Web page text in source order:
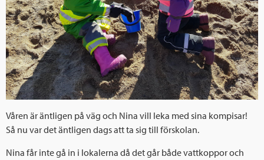
Våren är äntligen på väg och Nina vill leka med sina kompisar!
Så nu var det äntligen dags att ta sig till förskolan.
Nina får inte gå in i lokalerna då det går både vattkoppor och